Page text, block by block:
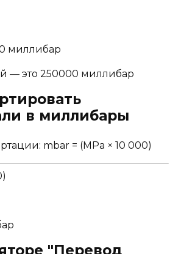
миллибар
— это 250000 миллибар
в миллибары
mbar = (MPa × 10 000)
"Перевод